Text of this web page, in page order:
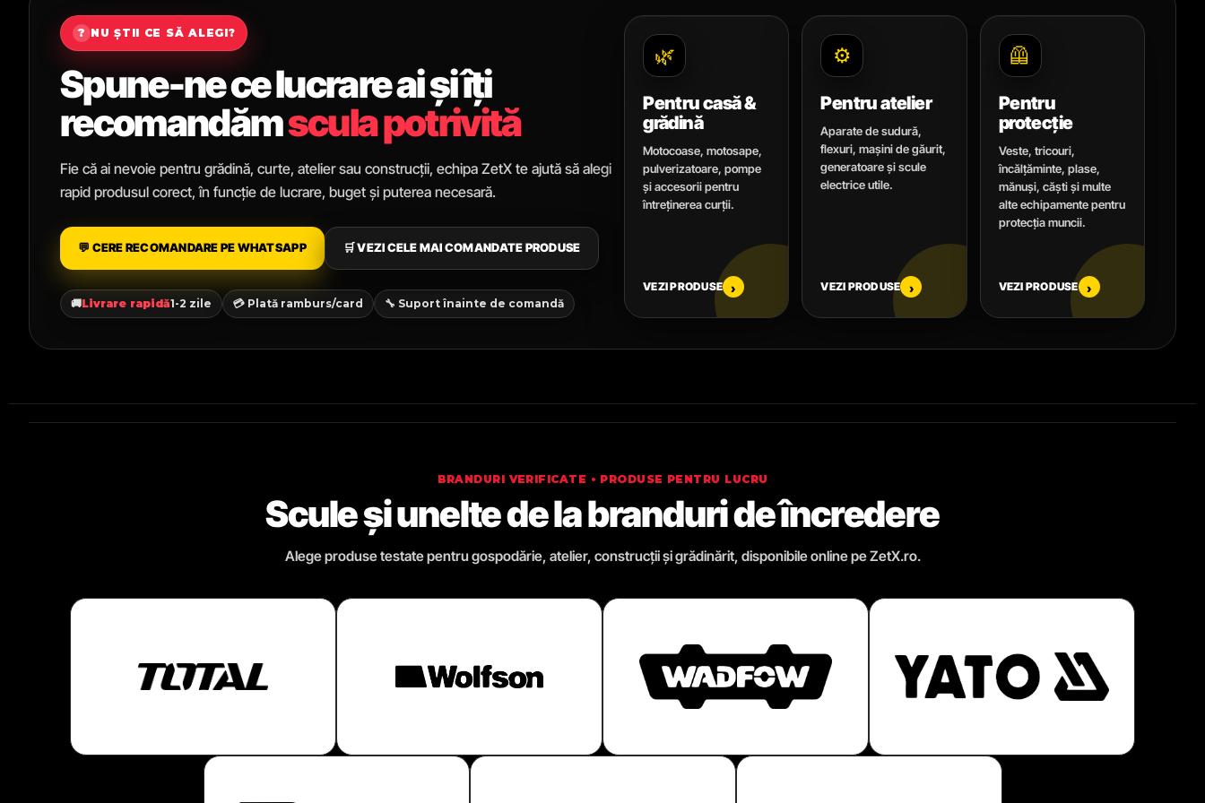
? NU ȘTII CE SĂ ALEGI?
Spune-ne ce lucrare ai și îți
recomandămscula potrivită
Fie că ai nevoie pentru grădină, curte, atelier sau construcții, echipa ZetX te ajută să alegi
rapid produsul corect, în funcție de lucrare, buget și puterea necesară.
💬 CERE RECOMANDARE PE WHATSAPP 🛒 VEZI CELE MAI COMANDATE PRODUSE
🚚Livrare rapidă1-2 zile 💳 Plată ramburs/card 🔧 Suport înainte de comandă
🌿
Pentru casă &
grădină
Motocoase, motosape,
pulverizatoare, pompe
și accesorii pentru
întreținerea curții.
VEZI PRODUSE ›
⚙️
Pentru atelier
Aparate de sudură,
flexuri, mașini de găurit,
generatoare și scule
electrice utile.
VEZI PRODUSE ›
🦺
Pentru
protecție
Veste, tricouri,
încălțăminte, plase,
mănuși, căști și multe
alte echipamente pentru
protecția muncii.
VEZI PRODUSE ›
BRANDURI VERIFICATE • PRODUSE PENTRU LUCRU
Scule și unelte de la branduri de încredere
Alege produse testate pentru gospodărie, atelier, construcții și grădinărit, disponibile online pe ZetX.ro.